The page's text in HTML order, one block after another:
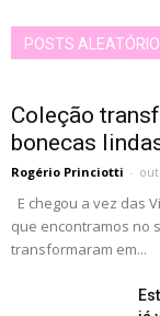
POSTS
Coleção
bonecas
Rogério Princiotti - out
E chegou a vez das
que encontramos no
transformaram em...